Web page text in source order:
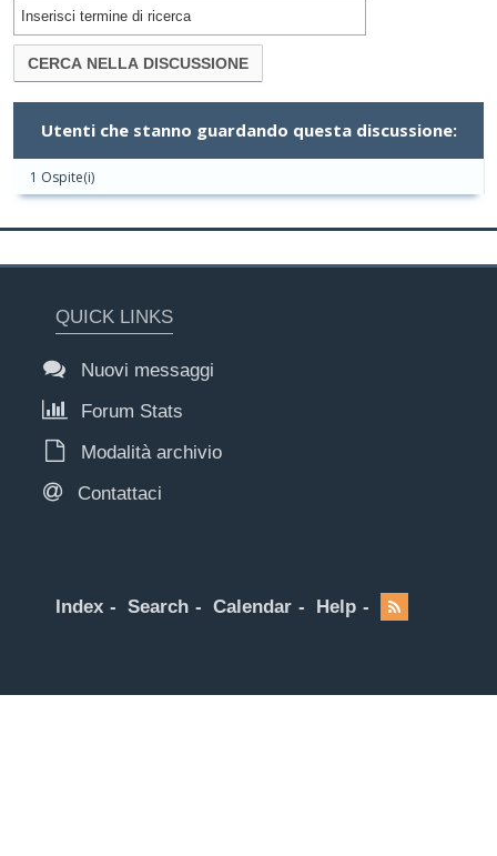
Utenti che stanno guardando questa discussione:
1 Ospite(i)
QUICK LINKS
Nuovi messaggi
Forum Stats
Modalità archivio
Contattaci
Index Search Calendar Help